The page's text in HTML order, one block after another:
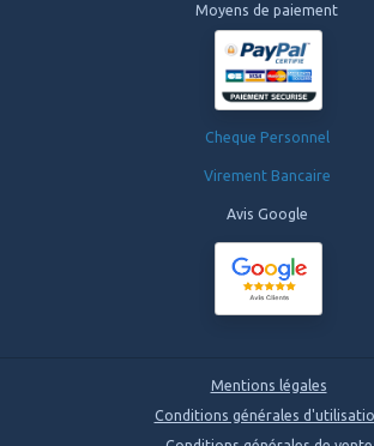
Moyens de paiement
Cheque Personnel
Virement Bancaire
Avis Google
Mentions légales
Conditions générales